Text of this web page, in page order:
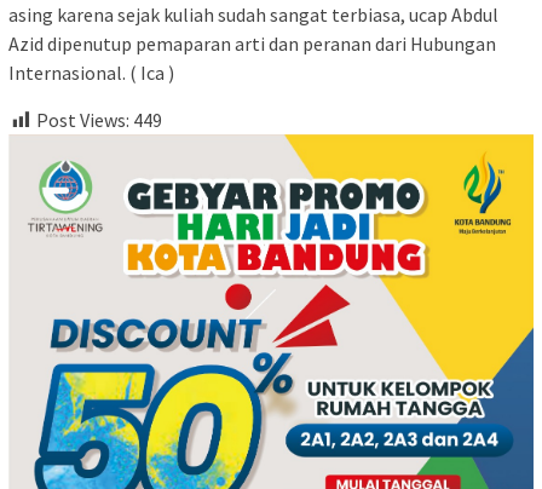
asing karena sejak kuliah sudah sangat terbiasa, ucap Abdul
Azid dipenutup pemaparan arti dan peranan dari Hubungan
Internasional. ( Ica )
Post Views: 449